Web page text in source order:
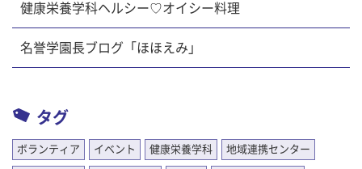
健康栄養学科ヘルシー♡オイシー料理
名誉学園長ブログ「ほほえみ」
タグ
ボランティア イベント 健康栄養学科 地域連携センター